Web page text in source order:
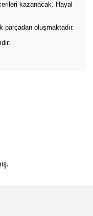
kazanacak. Hayal
parçadan oluşmaktadır.